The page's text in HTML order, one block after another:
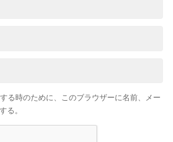
る時のために、このブラウザーに名前、メー
る。